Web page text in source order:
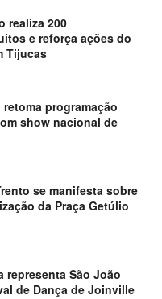
realiza 200
e reforça ações do
Tijucas
programação
show nacional de
se manifesta sobre
da Praça Getúlio
representa São João
de Dança de Joinville